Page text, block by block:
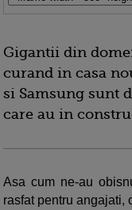
Gigantii din
curand in casa
si Samsung sunt
care au in
Asa cum ne-au
rasfat pentru angajati,